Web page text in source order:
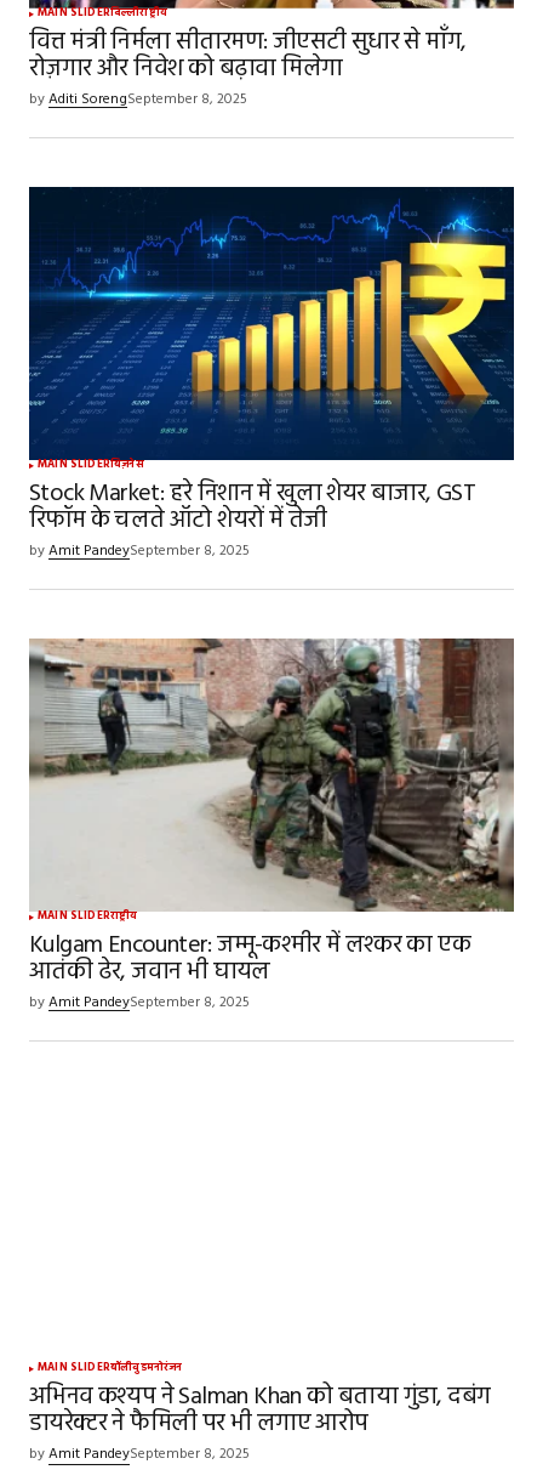
MAIN SLIDERदिल्लीराष्ट्रीय
वित्त मंत्री निर्मला सीतारमण: जीएसटी सुधार से माँग,
रोज़गार और निवेश को बढ़ावा मिलेगा
byAditi SorengSeptember 8, 2025
MAIN SLIDERबिज़नेस
Stock Market: हरे निशान में खुला शेयर बाजार, GST
रिफॉम के चलते ऑटो शेयरों में तेजी
byAmit PandeySeptember 8, 2025
MAIN SLIDERराष्ट्रीय
Kulgam Encounter: जम्मू-कश्मीर में लश्कर का एक
आतंकी ढेर, जवान भी घायल
byAmit PandeySeptember 8, 2025
MAIN SLIDERबॉलीवुडमनोरंजन
अभिनव कश्यप ने Salman Khan को बताया गुंडा, दबंग
डायरेक्टर ने फैमिली पर भी लगाए आरोप
byAmit PandeySeptember 8, 2025